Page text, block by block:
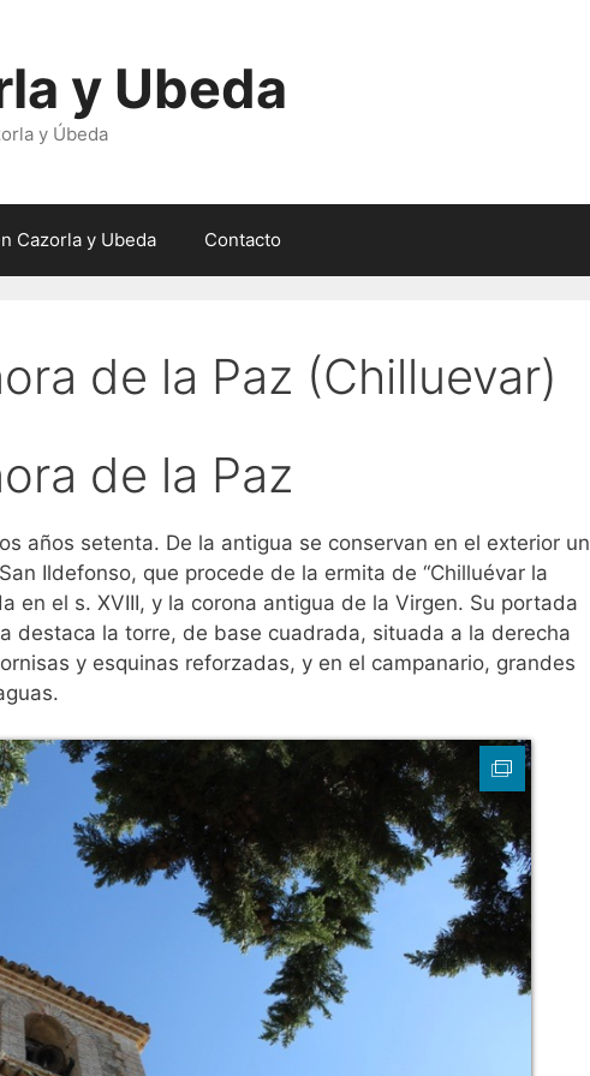
y Ubeda
y Úbeda
Cazorla y Ubeda Contacto
de la Paz (Chilluevar)
de la Paz
años setenta. De la antigua se conservan en el exterior un
Ildefonso, que procede de la ermita de “Chilluévar la
en el s. XVIII, y la corona antigua de la Virgen. Su portada
destaca la torre, de base cuadrada, situada a la derecha
y esquinas reforzadas, y en el campanario, grandes